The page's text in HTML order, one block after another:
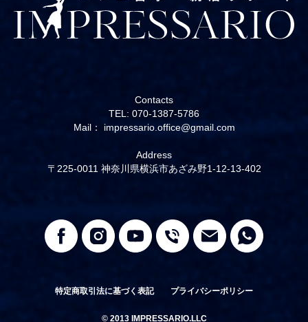
Contacts
TEL: 070-1387-5786
Mail： impressario.office@gmail.com
Address
〒225-0011 神奈川県横浜市あざみ野1-12-13-402
特定商取引法に基づく表記 プライバシーポリシー
© 2013 IMPRESSARIO.LLC